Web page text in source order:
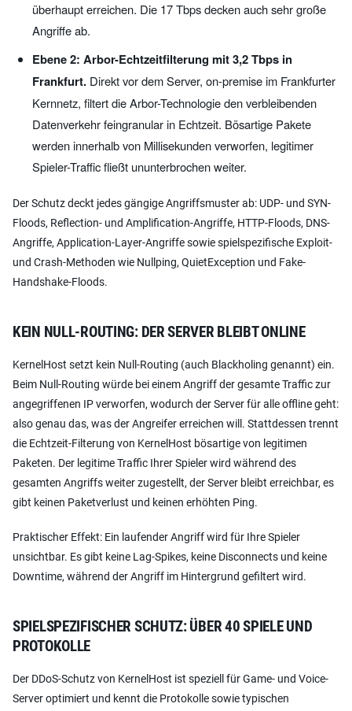
überhaupt erreichen. Die 17 Tbps decken auch sehr große
Angriffe ab.
Ebene 2: Arbor-Echtzeitfilterung mit 3,2 Tbps in
Frankfurt. Direkt vor dem Server, on-premise im Frankfurter
Kernnetz, filtert die Arbor-Technologie den verbleibenden
Datenverkehr feingranular in Echtzeit. Bösartige Pakete
werden innerhalb von Millisekunden verworfen, legitimer
Spieler-Traffic fließt ununterbrochen weiter.
Der Schutz deckt jedes gängige Angriffsmuster ab: UDP- und SYN-
Floods, Reflection- und Amplification-Angriffe, HTTP-Floods, DNS-
Angriffe, Application-Layer-Angriffe sowie spielspezifische Exploit-
und Crash-Methoden wie Nullping, QuietException und Fake-
Handshake-Floods.
KEIN NULL-ROUTING: DER SERVER BLEIBT ONLINE
KernelHost setzt kein Null-Routing (auch Blackholing genannt) ein.
Beim Null-Routing würde bei einem Angriff der gesamte Traffic zur
angegriffenen IP verworfen, wodurch der Server für alle offline geht:
also genau das, was der Angreifer erreichen will. Stattdessen trennt
die Echtzeit-Filterung von KernelHost bösartige von legitimen
Paketen. Der legitime Traffic Ihrer Spieler wird während des
gesamten Angriffs weiter zugestellt, der Server bleibt erreichbar, es
gibt keinen Paketverlust und keinen erhöhten Ping.
Praktischer Effekt: Ein laufender Angriff wird für Ihre Spieler
unsichtbar. Es gibt keine Lag-Spikes, keine Disconnects und keine
Downtime, während der Angriff im Hintergrund gefiltert wird.
SPIELSPEZIFISCHER SCHUTZ: ÜBER 40 SPIELE UND
PROTOKOLLE
Der DDoS-Schutz von KernelHost ist speziell für Game- und Voice-
Server optimiert und kennt die Protokolle sowie typischen